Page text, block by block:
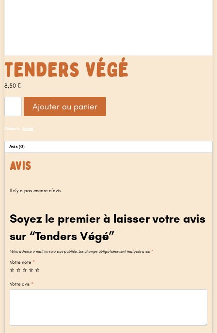
TENDERS VÉGÉ
8,50 €
Tenders
Ajouter au panier
Catégorie : Bretzel
Avis (0)
AVIS
Il n’y a pas encore d’avis.
Soyez le premier à laisser votre avis
sur “Tenders Végé”
Votre adresse e-mail ne sera pas publiée. Les champs obligatoires sont indiqués avec *
Votre note *
Votre avis *